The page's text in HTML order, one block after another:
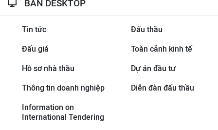
BẢN DESKTOP
Tin tức Đấu thầu
Đấu giá Toàn cảnh kinh tế
Hồ sơ nhà thầu Dự án đầu tư
Thông tin doanh nghiệp Diễn đàn đấu thầu
Information on
International Tendering